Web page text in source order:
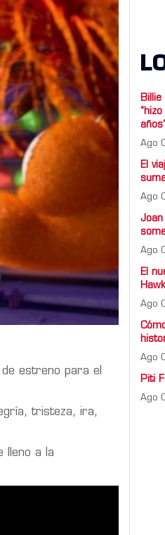
estreno para el
tristeza, ira,
lleno a la
Ago
El
Ago
Ago
El
Ago
Ago
Piti
Ago